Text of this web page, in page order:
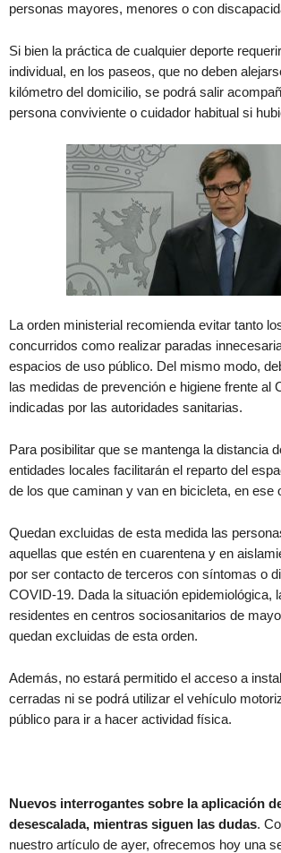
personas mayores, menores o con
Si bien la práctica de cualquier deporte
individual, en los paseos, que no deben
kilómetro del domicilio, se podrá salir
persona conviviente o cuidador habitual si
La orden ministerial recomienda evitar tanto
concurridos como realizar paradas
espacios de uso público. Del mismo modo,
las medidas de prevención e higiene frente al
indicadas por las autoridades sanitarias.
Para posibilitar que se mantenga la distancia
entidades locales facilitarán el reparto del
de los que caminan y van en bicicleta, en ese
Quedan excluidas de esta medida las
aquellas que estén en cuarentena y en
por ser contacto de terceros con síntomas o
COVID-19. Dada la situación epidemiológica,
residentes en centros sociosanitarios de
quedan excluidas de esta orden.
Además, no estará permitido el acceso a
cerradas ni se podrá utilizar el vehículo
público para ir a hacer actividad física.
Nuevos interrogantes sobre la aplicación
desescalada, mientras siguen las dudas.
nuestro artículo de ayer, ofrecemos hoy una